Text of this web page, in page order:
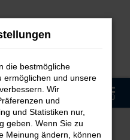
MENÜ
die bestmögliche
ermöglichen und unsere
Wir
und
und Statistiken nur,
geben. Wenn Sie zu
Meinung ändern, können